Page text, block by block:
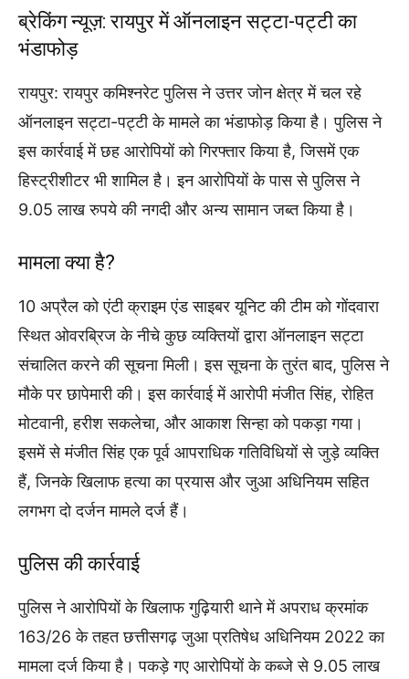
ब्रेकिंग न्यूज़: रायपुर में ऑनलाइन सट्टा-पट्टी का
भंडाफोड़
रायपुर: रायपुर कमिश्नरेट पुलिस ने उत्तर जोन क्षेत्र में चल रहे
ऑनलाइन सट्टा-पट्टी के मामले का भंडाफोड़ किया है। पुलिस ने
इस कार्रवाई में छह आरोपियों को गिरफ्तार किया है, जिसमें एक
हिस्ट्रीशीटर भी शामिल है। इन आरोपियों के पास से पुलिस ने
9.05 लाख रुपये की नगदी और अन्य सामान जब्त किया है।
मामला क्या है?
10 अप्रैल को एंटी क्राइम एंड साइबर यूनिट की टीम को गोंदवारा
स्थित ओवरब्रिज के नीचे कुछ व्यक्तियों द्वारा ऑनलाइन सट्टा
संचालित करने की सूचना मिली। इस सूचना के तुरंत बाद, पुलिस ने
मौके पर छापेमारी की। इस कार्रवाई में आरोपी मंजीत सिंह, रोहित
मोटवानी, हरीश सकलेचा, और आकाश सिन्हा को पकड़ा गया।
इसमें से मंजीत सिंह एक पूर्व आपराधिक गतिविधियों से जुड़े व्यक्ति
हैं, जिनके खिलाफ हत्या का प्रयास और जुआ अधिनियम सहित
लगभग दो दर्जन मामले दर्ज हैं।
पुलिस की कार्रवाई
पुलिस ने आरोपियों के खिलाफ गुढ़ियारी थाने में अपराध क्रमांक
163/26 के तहत छत्तीसगढ़ जुआ प्रतिषेध अधिनियम 2022 का
मामला दर्ज किया है। पकड़े गए आरोपियों के कब्जे से 9.05 लाख